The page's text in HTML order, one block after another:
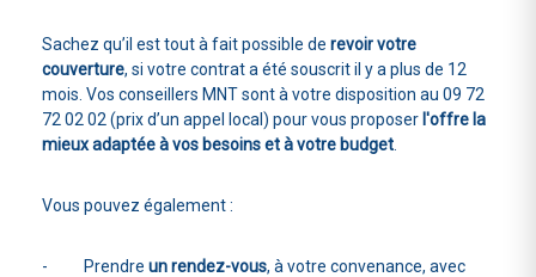
Sachez qu’il est tout à fait possible de revoir votre
couverture, si votre contrat a été souscrit il y a plus de 12
mois. Vos conseillers MNT sont à votre disposition au 09 72
72 02 02 (prix d’un appel local) pour vous proposer l'offre la
mieux adaptée à vos besoins et à votre budget
Vous pouvez également :
- Prendre un rendez-vous, à votre convenance, avec